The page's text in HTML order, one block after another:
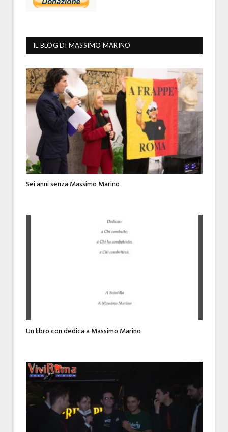
IL BLOG DI MASSIMO MARINO
Sei anni senza Massimo Marino
Un libro con dedica a Massimo Marino